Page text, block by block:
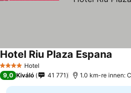
4 KategóriaHotel
Hotel Riu Plaza Espana
9,0 Kiváló 41 771 1.0 km-re innen: